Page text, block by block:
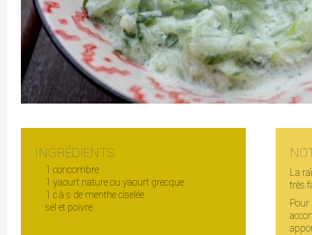
INGRÉDIENTS
1 concombre
1 yaourt nature ou yaourt grecque
1 c à s de menthe ciselée
sel et poivre
La
très
Pour